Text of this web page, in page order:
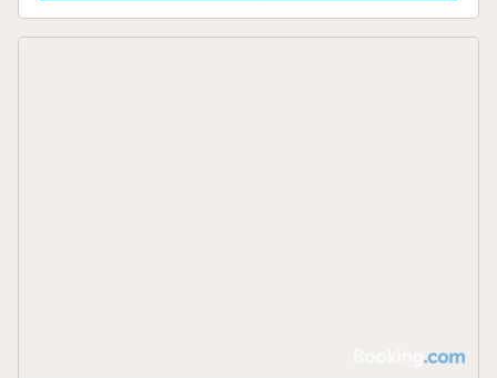
einem Wintergarten kommuniziert. Wir kümmern Dekor und